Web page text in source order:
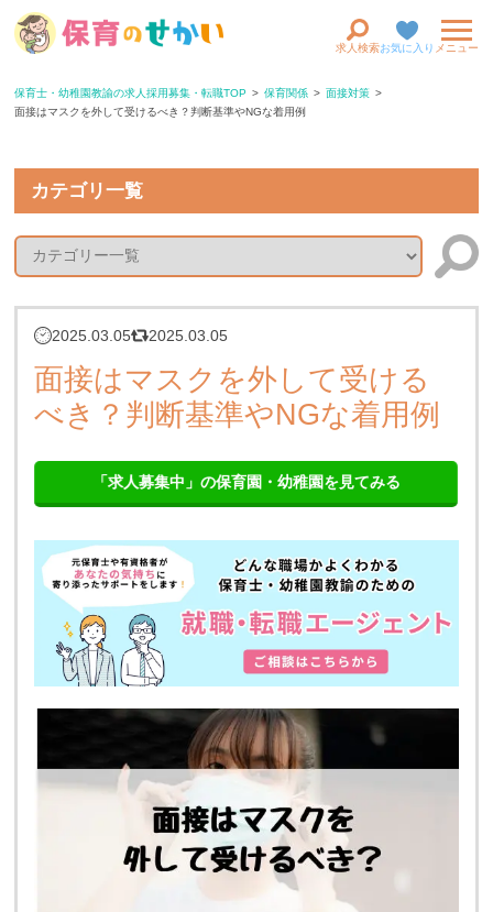
求人検索お気に入り メニュー
保育士・幼稚園教諭の求人採用募集・転職TOP 保育関係
面接対策
面接はマスクを外して受けるべき？判断基準やNGな着用例
カテゴリ一覧
2025.03.05 2025.03.05
面接はマスクを外して受ける
べき？判断基準やNGな着用例
「求人募集中」の保育園・幼稚園を見てみる